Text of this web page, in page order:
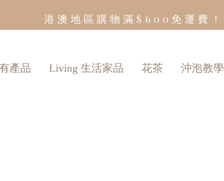
港澳地區購物滿$600免運費！
產品 Living 生活家品 花茶 沖泡教學